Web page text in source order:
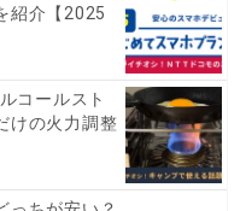
紹介【2025
コールスト
けの火力調整